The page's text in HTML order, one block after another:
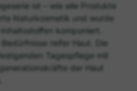
ist – wie alle Produkte
Naturkosmetik und wurde
komponiert.
reifer Haut. Die
Tagespflege mit
der Haut